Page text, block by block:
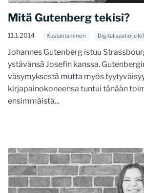
Mitä Gutenberg tekisi?
11.1.2014 Kustantaminen Digitalisaatio ja
Johannes Gutenberg istuu
ystävänsä Josefin kanssa.
väsymyksestä mutta myös
kirjapainokoneensa tuntui tänään
ensimmäistä...